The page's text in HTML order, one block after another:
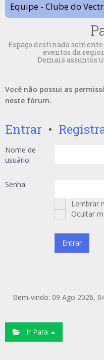
Equipe - Clube do
Espaço destinado
eventos da
Demais assuntos
Você não possui as
neste fórum.
Entrar •
Nome de
usuário:
Senha:
Lembrar
Ocultar
Bem-vindo: 09 Ago 2026,
Ir Para